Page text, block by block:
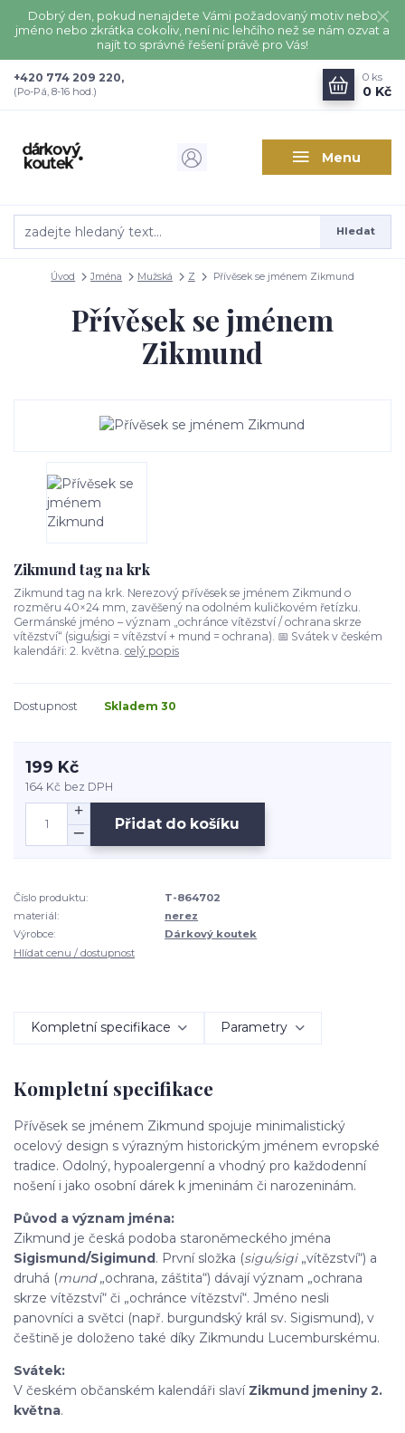
Dobrý den, pokud nenajdete Vámi požadovaný motiv nebo
jméno nebo zkrátka cokoliv, není nic lehčího než se nám ozvat a
najít to správné řešení právě pro Vás!
Menu
Hledat
+420 774 209 220,
(Po-Pá, 8-16 hod.)
0 ks
0 Kč
Úvod Jména Mužská Z Přívěsek se jménem Zikmund
Přívěsek se jménem
Zikmund
Zikmund tag na krk
Zikmund tag na krk. Nerezový přívěsek se jménem Zikmund o
rozměru 40×24 mm, zavěšený na odolném kuličkovém řetízku.
Germánské jméno – význam „ochránce vítězství / ochrana skrze
vítězství“ (sigu/sigi = vítězství + mund = ochrana). 📅 Svátek v českém
kalendáři: 2. května. celý popis
Dostupnost Skladem 30
199 Kč
164 Kč bez DPH
Přidat do košíku
Číslo produktu:
T-864702
materiál:
nerez
Výrobce:
Dárkový koutek
Hlídat cenu / dostupnost
Kompletní specifikace Parametry
Kompletní specifikace
Přívěsek se jménem Zikmund spojuje minimalistický
ocelový design s výrazným historickým jménem evropské
tradice. Odolný, hypoalergenní a vhodný pro každodenní
nošení i jako osobní dárek k jmeninám či narozeninám.
Původ a význam jména:
Zikmund je česká podoba staroněmeckého jména
Sigismund/Sigimund. První složka (sigu/sigi„vítězství“) a
druhá (mund„ochrana, záštita“) dávají význam „ochrana
skrze vítězství“ či „ochránce vítězství“. Jméno nesli
panovníci a světci (např. burgundský král sv. Sigismund), v
češtině je doloženo také díky Zikmundu Lucemburskému.
Svátek:
V českém občanském kalendáři slaví Zikmund jmeniny 2.
května.